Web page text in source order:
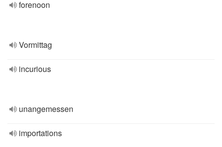
forenoon
Vormittag
incurious
unangemessen
importations